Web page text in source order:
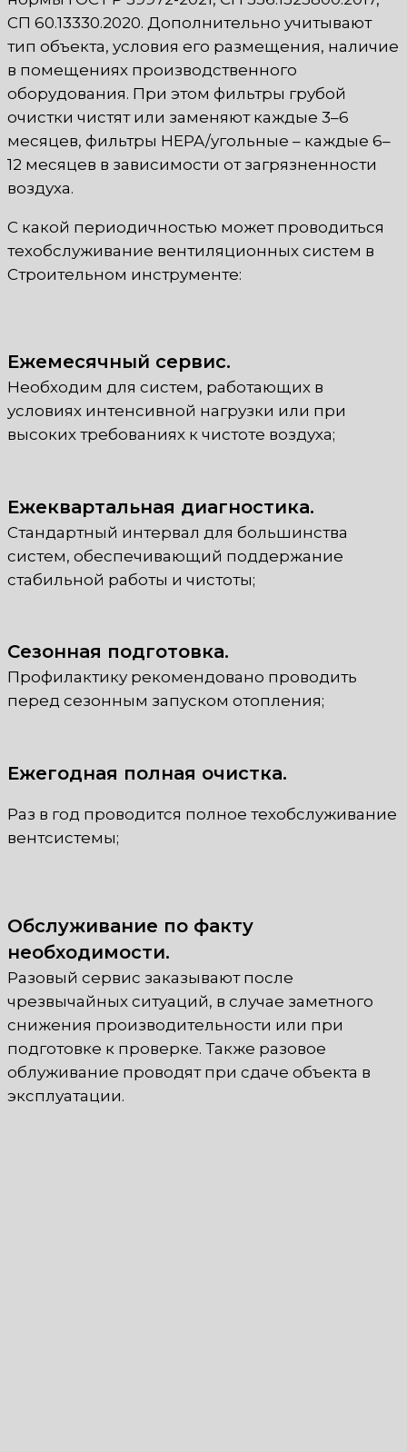
СП 60.13330.2020. Дополнительно учитывают
тип объекта, условия его размещения, наличие
в помещениях производственного
оборудования. При этом фильтры грубой
очистки чистят или заменяют каждые 3–6
месяцев, фильтры HEPA/угольные – каждые 6–
12 месяцев в зависимости от загрязненности
воздуха.
С какой периодичностью может проводиться
техобслуживание вентиляционных систем в
Строительном инструменте:
Ежемесячный сервис.
Необходим для систем, работающих в
условиях интенсивной нагрузки или при
высоких требованиях к чистоте воздуха;
Ежеквартальная диагностика.
Стандартный интервал для большинства
систем, обеспечивающий поддержание
стабильной работы и чистоты;
Сезонная подготовка.
Профилактику рекомендовано проводить
перед сезонным запуском отопления;
Ежегодная полная очистка.
Раз в год проводится полное техобслуживание
вентсистемы;
Обслуживание по факту
необходимости.
Разовый сервис заказывают после
чрезвычайных ситуаций, в случае заметного
снижения производительности или при
подготовке к проверке. Также разовое
облуживание проводят при сдаче объекта в
эксплуатации.